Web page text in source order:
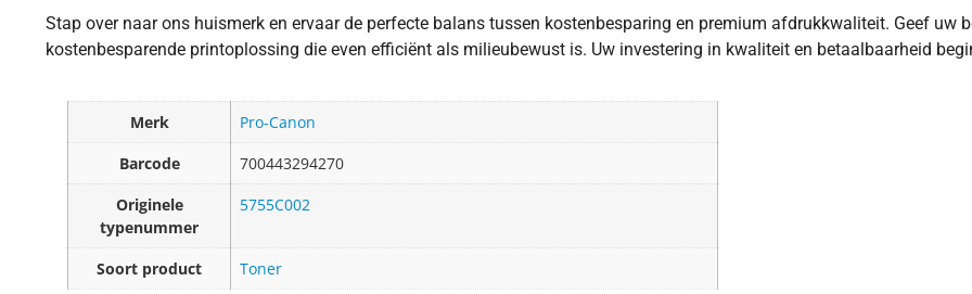
Stap over naar ons huismerk en ervaar de perfecte balans tussen kostenbesparing en premium afdrukkwaliteit. Geef uw
kostenbesparende printoplossing die even efficiënt als milieubewust is. Uw investering in kwaliteit en betaalbaarheid
Merk
Pro-Canon
Barcode
700443294270
Originele
typenummer
5755C002
Soort product Toner